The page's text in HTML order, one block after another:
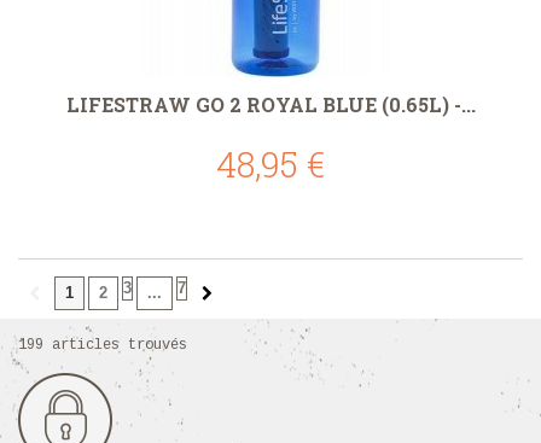
LIFESTRAW GO 2 ROYAL BLUE (0.65L) -...
48,95 €
1 2 3 ... 7
199 articles trouvés